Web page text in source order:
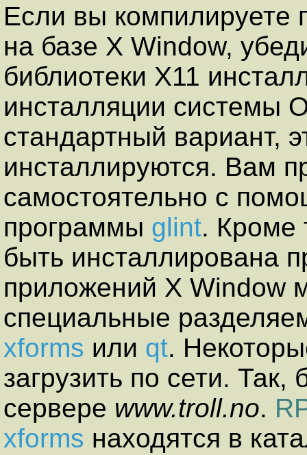
Если вы компилируете
на базе Х Window,
библиотеки X11
инсталляции системы
стандартный вариант,
инсталлируются. Вам
самостоятельно с
программы glint. Кроме
быть инсталлирована
приложений Х Window
специальные
xforms или qt.
загрузить по сети. Так,
сервере www.troll.no.
xforms находятся в